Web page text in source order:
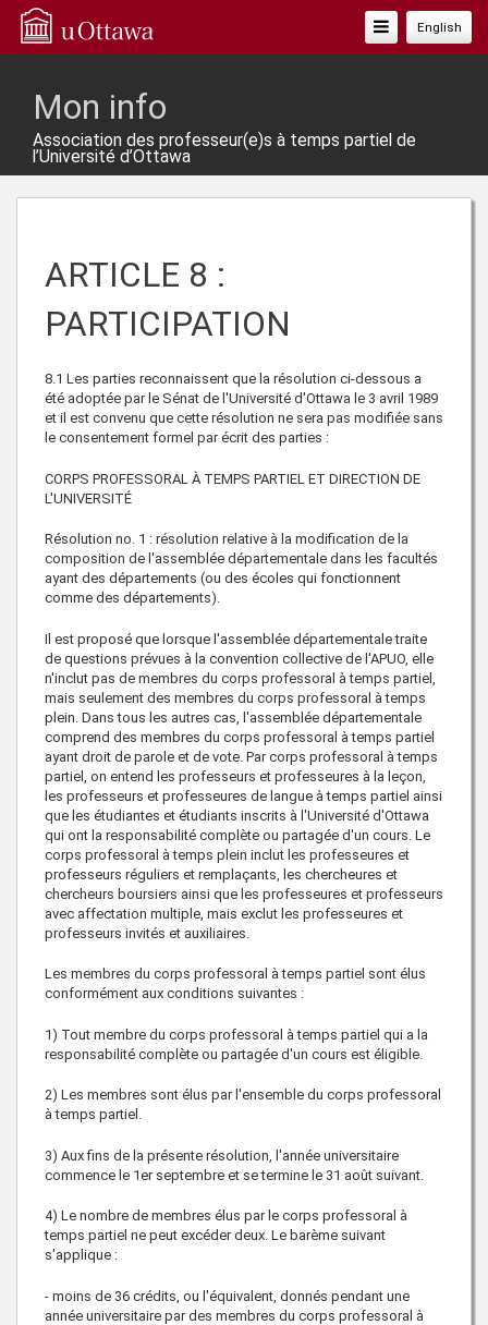
English
Basculer
La
Mon info
Association des professeur(e)s à temps partiel de
l’Université d’Ottawa
ARTICLE 8 :
PARTICIPATION
8.1 Les parties reconnaissent que la résolution ci-dessous a
été adoptée par le Sénat de l'Université d'Ottawa le 3 avril 1989
et il est convenu que cette résolution ne sera pas modifiée sans
le consentement formel par écrit des parties :
CORPS PROFESSORAL À TEMPS PARTIEL ET DIRECTION DE
L'UNIVERSITÉ
Résolution no. 1 : résolution relative à la modification de la
composition de l'assemblée départementale dans les facultés
ayant des départements (ou des écoles qui fonctionnent
comme des départements).
Il est proposé que lorsque l'assemblée départementale traite
de questions prévues à la convention collective de l'APUO, elle
n'inclut pas de membres du corps professoral à temps partiel,
mais seulement des membres du corps professoral à temps
plein. Dans tous les autres cas, l'assemblée départementale
comprend des membres du corps professoral à temps partiel
ayant droit de parole et de vote. Par corps professoral à temps
partiel, on entend les professeurs et professeures à la leçon,
les professeurs et professeures de langue à temps partiel ainsi
que les étudiantes et étudiants inscrits à l'Université d'Ottawa
qui ont la responsabilité complète ou partagée d'un cours. Le
corps professoral à temps plein inclut les professeures et
professeurs réguliers et remplaçants, les chercheures et
chercheurs boursiers ainsi que les professeures et professeurs
avec affectation multiple, mais exclut les professeures et
professeurs invités et auxiliaires.
Les membres du corps professoral à temps partiel sont élus
conformément aux conditions suivantes :
1) Tout membre du corps professoral à temps partiel qui a la
responsabilité complète ou partagée d'un cours est éligible.
2) Les membres sont élus par l'ensemble du corps professoral
à temps partiel.
3) Aux fins de la présente résolution, l'année universitaire
commence le 1er septembre et se termine le 31 août suivant.
4) Le nombre de membres élus par le corps professoral à
temps partiel ne peut excéder deux. Le barème suivant
s'applique :
- moins de 36 crédits, ou l'équivalent, donnés pendant une
année universitaire par des membres du corps professoral à